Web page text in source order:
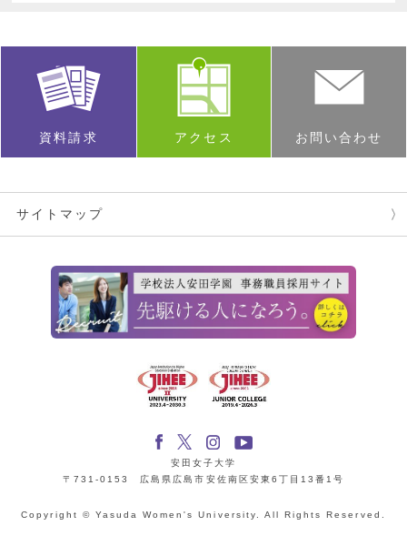
資料請求 アクセス お問い合わせ
サイトマップ
安田女子大学
〒731-0153 広島県広島市安佐南区安東6丁目13番1号
Copyright © Yasuda Women's University. All Rights Reserved.